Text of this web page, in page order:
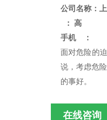
公司名称：
： 高
手机
：
面对危险的
说，考虑危
的事好。
在线咨询